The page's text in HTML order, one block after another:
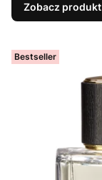
Zobacz produkt
Bestseller